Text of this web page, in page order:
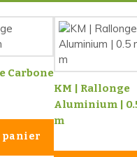
Carbone
panier
KM | Rallonge
Aluminium |
m